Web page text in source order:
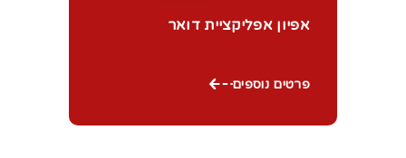
אפיון אפליקציית דואר
פרטים נוספים